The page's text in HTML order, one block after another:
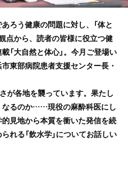
ろう健康の問題に対し、「体と
点から、読者の皆様に役立つ健
「大自然と体心」。今月ご登場い
東部病院患者支援センター長・
が各地を襲っています。果たし
なるのか……現役の麻酔科医にし
見地から本質を衝いた発信を続
れる「飲水学」についてお話しい